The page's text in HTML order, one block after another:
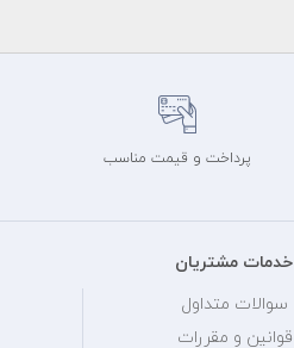
پرداخت و قیمت مناسب
خدمات مشتریان
سوالات متداول
قوانین و مقررات